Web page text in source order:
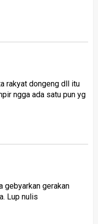
rakyat dongeng dll itu
ngga ada satu pun yg
gebyarkan gerakan
Lup nulis